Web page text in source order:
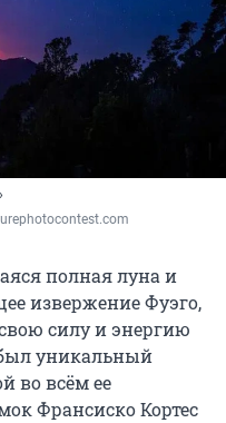
полная луна и
извержение Фуэго,
силу и энергию
уникальный
во всём ее
Франсиско Кортес